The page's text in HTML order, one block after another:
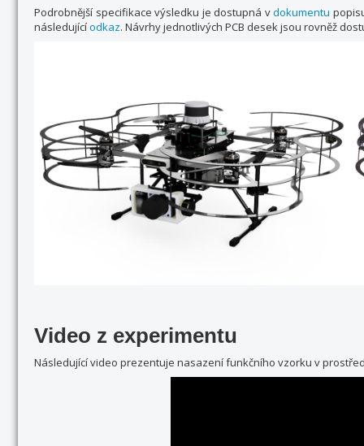
Podrobnější specifikace výsledku je dostupná vdokumentu
následujícíodkaz. Návrhy jednotlivých PCB desek jsou rovněž
Video z experimentu
Následující video prezentuje nasazení funkčního vzorku v